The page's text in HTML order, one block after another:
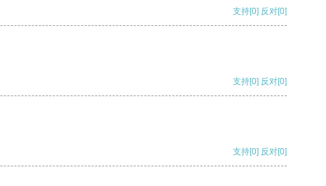
支持[0] 反对[0]
支持[0] 反对[0]
支持[0] 反对[0]